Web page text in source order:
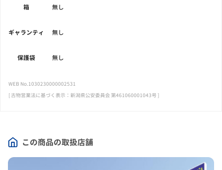
この商品の取扱店舗
箱 無し
ギャランティ 無し
保護袋 無し
WEB No.1030230000002531
[ 古物営業法に基づく表示：新潟県公安委員会 第461060001043号 ]